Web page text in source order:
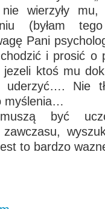
wierzyły
(byłam tego
Pani
i prosić o
jezeli ktoś mu
uderzyć…. Nie
myślenia…
być
to bardzo